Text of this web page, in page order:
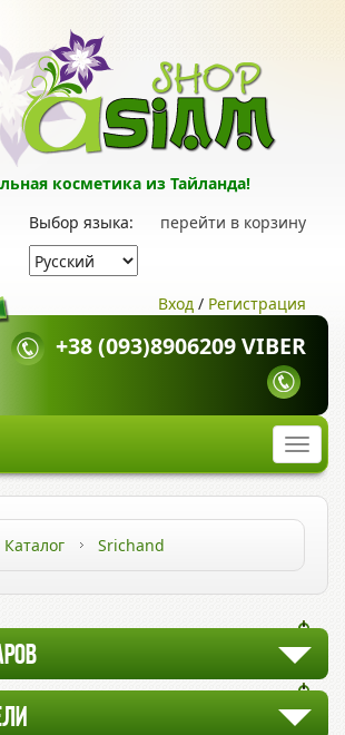
косметика из Тайланда!
перейти в корзину
Выбор языка:
Вход / Регистрация
+38 (093)8906209 VIBER
Каталог Srichand